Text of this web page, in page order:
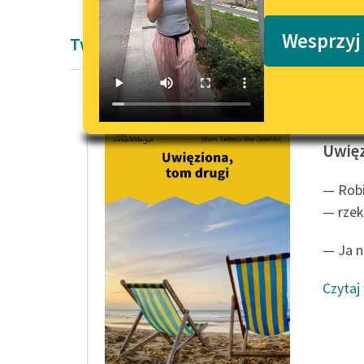
Twórczość Marcela Prousta
—
—
— Ja
Czytaj